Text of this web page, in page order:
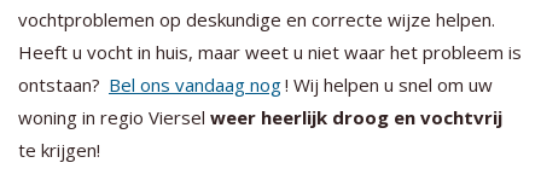
vochtproblemen op deskundige en correcte wijze helpen.
Heeft u vocht in huis, maar weet u niet waar het probleem is
ontstaan? Bel ons vandaag nog! Wij helpen u snel om uw
woning in regio Viersel weer heerlijk droog en vochtvrij
te krijgen!